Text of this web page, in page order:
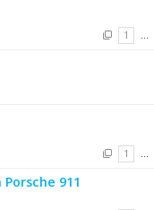
1 …
1 …
911